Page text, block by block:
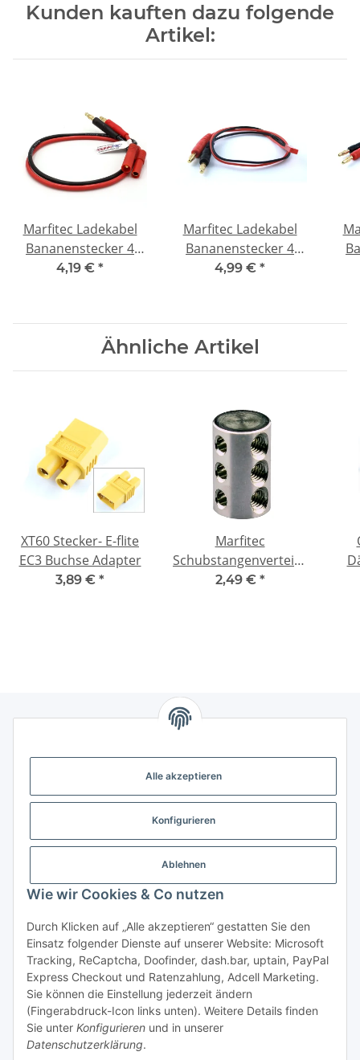
Alle akzeptieren
Konfigurieren
Ablehnen
Wie wir Cookies & Co nutzen
Durch Klicken auf „Alle akzeptieren“ gestatten Sie den
Einsatz folgender Dienste auf unserer Website: Microsoft
Tracking, ReCaptcha, Doofinder, dash.bar, uptain, PayPal
Express Checkout und Ratenzahlung, Adcell Marketing.
Sie können die Einstellung jederzeit ändern
(Fingerabdruck-Icon links unten). Weitere Details finden
Sie unter Konfigurieren und in unserer
Datenschutzerklärung.
Kunden kauften dazu folgende
Artikel:
Marfitec Ladekabel
Bananenstecker 4
mm -> G4 Stecker
4,19 € *
Marfitec Ladekabel
Bananenstecker 4
mm -> BEC JST Stecker
4,99 € *
Ähnliche Artikel
XT60 Stecker- E-flite
EC3 Buchse Adapter
3,89 € *
Marfitec
Schubstangenverteiler
M3 Aluminium
2,49 € *
Gesetzliche Informationen
Weitere Informationen
Support - Hilfe
Modellbau Großhandel
Vertrag widerrufen
* Alle Preise inkl. gesetzlicher MwSt., zzgl.
* gilt für Lieferungen innerhalb Deutschlands, Lieferzeiten
für andere Länder entnehmen Sie bitte der Schaltfläche mit
denVersandinformationen.